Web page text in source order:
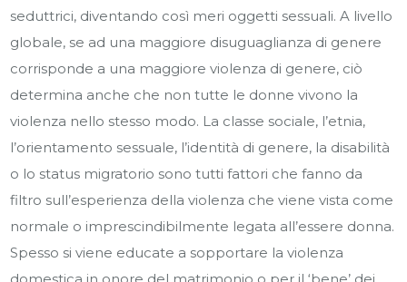
seduttrici, diventando così meri oggetti sessuali. A livello
globale, se ad una maggiore disuguaglianza di genere
corrisponde a una maggiore violenza di genere, ciò
determina anche che non tutte le donne vivono la
violenza nello stesso modo. La classe sociale, l’etnia,
l’orientamento sessuale, l’identità di genere, la disabilità
o lo status migratorio sono tutti fattori che fanno da
filtro sull’esperienza della violenza che viene vista come
normale o imprescindibilmente legata all’essere donna.
Spesso si viene educate a sopportare la violenza